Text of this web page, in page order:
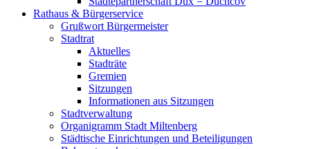
Rathaus & Bürgerservice
Grußwort Bürgermeister
Stadtrat
Aktuelles
Stadträte
Gremien
Sitzungen
Informationen aus Sitzungen
Stadtverwaltung
Organigramm Stadt Miltenberg
Städtische Einrichtungen und Beteiligungen